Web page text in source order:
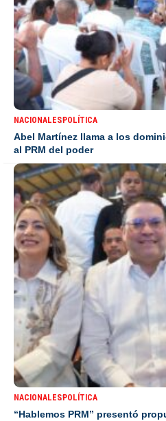
NACIONALESPOLÍTICA
Abel Martínez llama a los
al PRM del poder
NACIONALESPOLÍTICA
“Hablemos PRM” presentó